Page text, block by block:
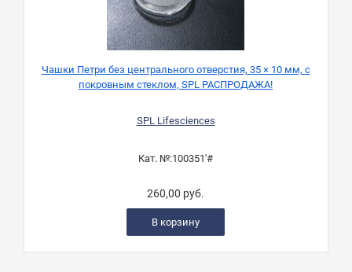
Чашки Петри без центрального отверстия, 35 × 10 мм, с
покровным стеклом, SPL РАСПРОДАЖА!
SPL Lifesciences
Кат. №:100351'#
260,00 руб.
В корзину